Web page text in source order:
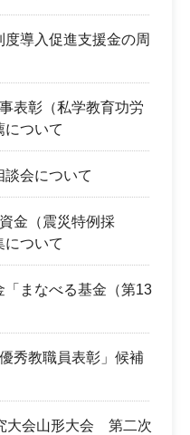
導入促進支援金の周
表彰（私学教育功労
について
談会について
金（震災特例採
について
まなべる基金（第13
秀教職員表彰」候補
大会山形大会 第二次